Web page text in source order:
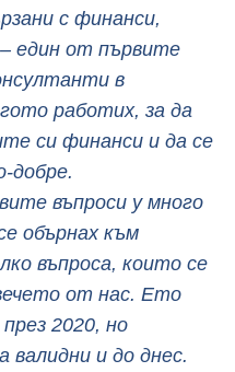
с финанси,
– един от първите
в
работих, за да
си финанси и да се
добре.
въпроси у много
обърнах към
въпроса, които се
от нас. Ето
2020, но
валидни и до днес.